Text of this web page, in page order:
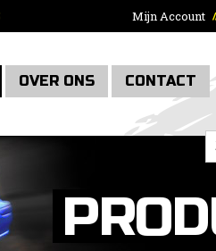
Mijn Account
OVER ONS CONTACT